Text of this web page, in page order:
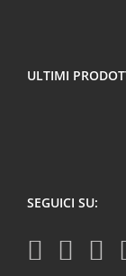
ULTIMI
SEGUICI SU: